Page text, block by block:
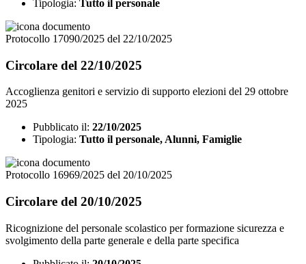
Tipologia: Tutto il personale
Protocollo 17090/2025 del 22/10/2025
Circolare del 22/10/2025
Accoglienza genitori e servizio di supporto elezioni del 29 ottobre
2025
Pubblicato il: 22/10/2025
Tipologia: Tutto il personale, Alunni, Famiglie
Protocollo 16969/2025 del 20/10/2025
Circolare del 20/10/2025
Ricognizione del personale scolastico per formazione sicurezza e
svolgimento della parte generale e della parte specifica